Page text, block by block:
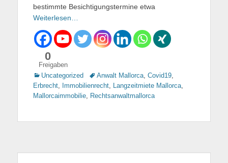
bestimmte Besichtigungstermine etwa
Weiterlesen…
0
Freigaben
Kategorien
Uncategorized TagsAnwalt Mallorca Covid19
Erbrecht Immobilienrecht Langzeitmiete Mallorca
Mallorcaimmobilie Rechtsanwaltmallorca